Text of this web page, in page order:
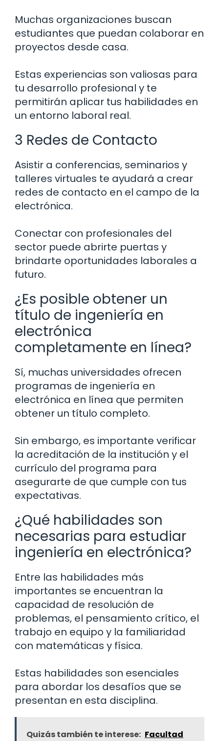
Muchas organizaciones buscan
estudiantes que puedan colaborar en
proyectos desde casa.
Estas experiencias son valiosas para
tu desarrollo profesional y te
permitirán aplicar tus habilidades en
un entorno laboral real.
3 Redes de Contacto
Asistir a conferencias, seminarios y
talleres virtuales te ayudará a crear
redes de contacto en el campo de la
electrónica.
Conectar con profesionales del
sector puede abrirte puertas y
brindarte oportunidades laborales a
futuro.
¿Es posible obtener un
título de ingeniería en
electrónica
completamente en línea?
Sí, muchas universidades ofrecen
programas de ingeniería en
electrónica en línea que permiten
obtener un título completo.
Sin embargo, es importante verificar
la acreditación de la institución y el
currículo del programa para
asegurarte de que cumple con tus
expectativas.
¿Qué habilidades son
necesarias para estudiar
ingeniería en electrónica?
Entre las habilidades más
importantes se encuentran la
capacidad de resolución de
problemas, el pensamiento crítico, el
trabajo en equipo y la familiaridad
con matemáticas y física.
Estas habilidades son esenciales
para abordar los desafíos que se
presentan en esta disciplina.
Quizás también te interese: Facultad